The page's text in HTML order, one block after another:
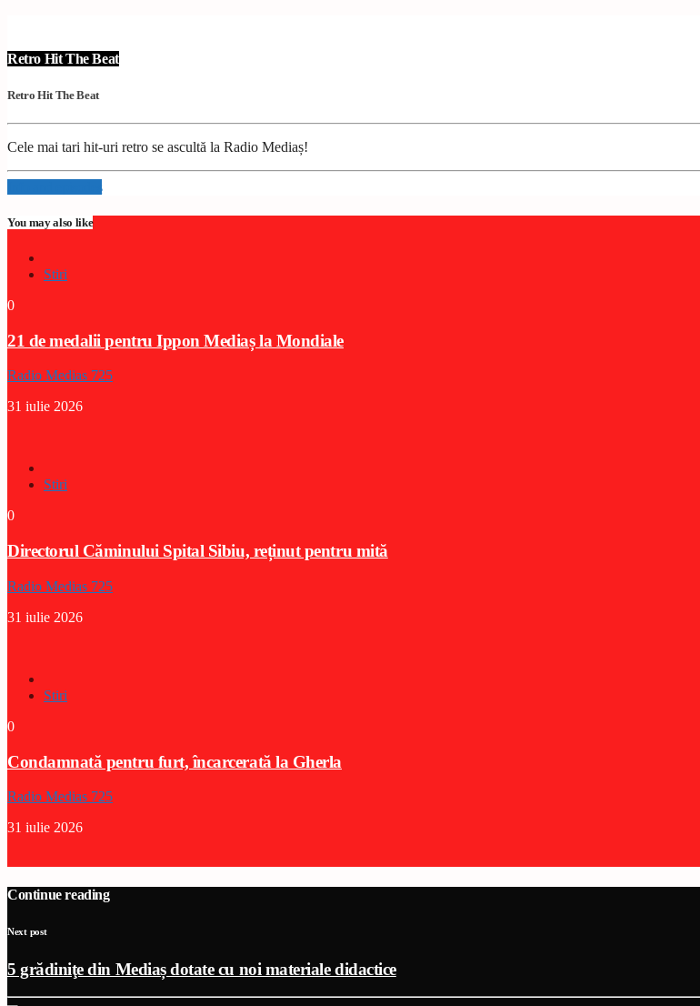
Retro Hit The Beat
Retro Hit The Beat
Cele mai tari hit-uri retro se ascultă la Radio Mediaș!
Info and episodes
You may also like
Stiri
0
21 de medalii pentru Ippon Mediaș la Mondiale
Radio Medias 725
31 iulie 2026
Stiri
0
Directorul Căminului Spital Sibiu, reținut pentru mită
Radio Medias 725
31 iulie 2026
Stiri
0
Condamnată pentru furt, încarcerată la Gherla
Radio Medias 725
31 iulie 2026
Continue reading
Next post
5 grădiniţe din Mediaș dotate cu noi materiale didactice